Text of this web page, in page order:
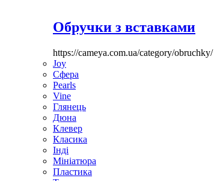
Обручки з вставками
https://cameya.com.ua/category/obruchky/
Joy
Сфера
Pearls
Vine
Глянець
Дюна
Клевер
Класика
Інді
Мініатюра
Пластика